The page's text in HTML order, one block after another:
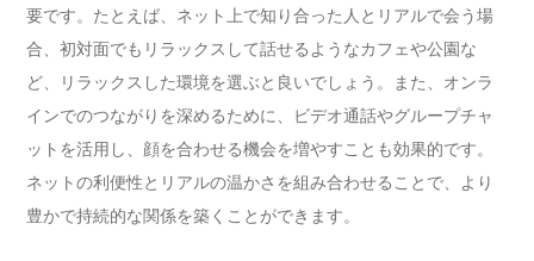
要です。たとえば、ネット上で知り合った人とリアルで会う場
合、初対面でもリラックスして話せるようなカフェや公園な
ど、リラックスした環境を選ぶと良いでしょう。また、オンラ
インでのつながりを深めるために、ビデオ通話やグループチャ
ットを活用し、顔を合わせる機会を増やすことも効果的です。
ネットの利便性とリアルの温かさを組み合わせることで、より
豊かで持続的な関係を築くことができます。